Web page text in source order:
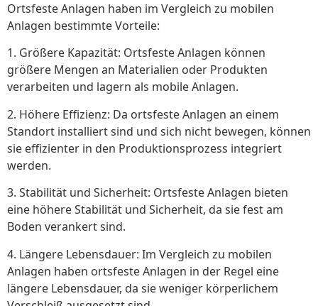
Ortsfeste Anlagen haben im Vergleich zu mobilen
Anlagen bestimmte Vorteile:
1. Größere Kapazität: Ortsfeste Anlagen können
größere Mengen an Materialien oder Produkten
verarbeiten und lagern als mobile Anlagen.
2. Höhere Effizienz: Da ortsfeste Anlagen an einem
Standort installiert sind und sich nicht bewegen, können
sie effizienter in den Produktionsprozess integriert
werden.
3. Stabilität und Sicherheit: Ortsfeste Anlagen bieten
eine höhere Stabilität und Sicherheit, da sie fest am
Boden verankert sind.
4. Längere Lebensdauer: Im Vergleich zu mobilen
Anlagen haben ortsfeste Anlagen in der Regel eine
längere Lebensdauer, da sie weniger körperlichem